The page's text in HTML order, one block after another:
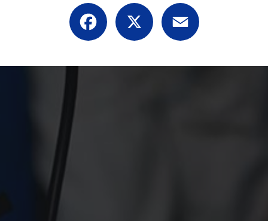
Facebook